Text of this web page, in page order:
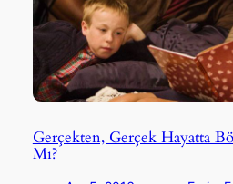
Gerçekten, Gerçek Hayatta
Mı?